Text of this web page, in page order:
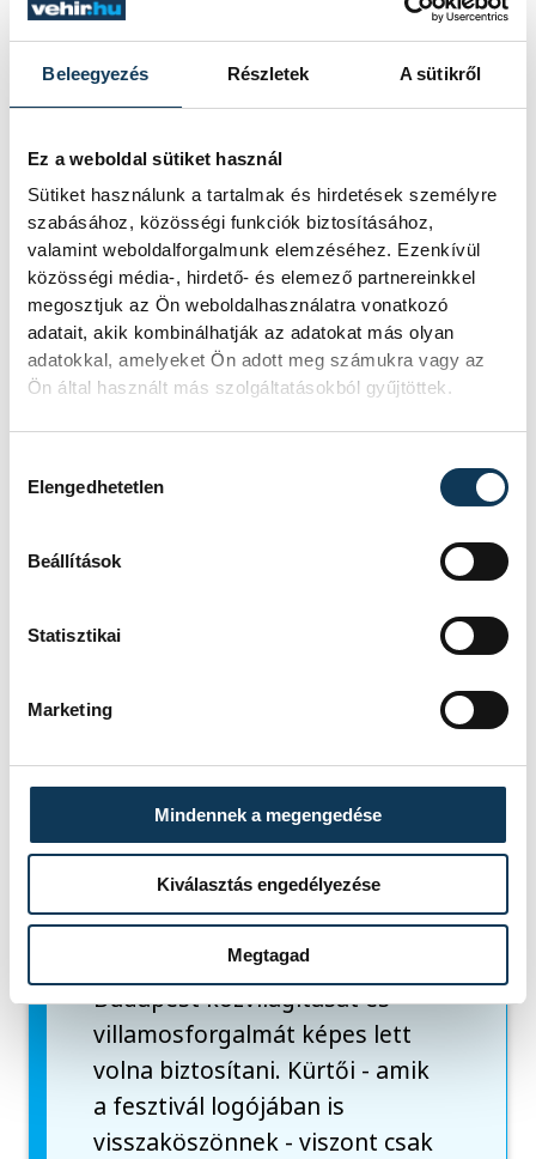
Beleegyezés Részletek A sütikről
Ez a weboldal sütiket használ
Sütiket használunk a tartalmak és hirdetések személyre
szabásához, közösségi funkciók biztosításához,
valamint weboldalforgalmunk elemzéséhez. Ezenkívül
közösségi média-, hirdető- és elemező partnereinkkel
megosztjuk az Ön weboldalhasználatra vonatkozó
adatait, akik kombinálhatják az adatokat más olyan
adatokkal, amelyeket Ön adott meg számukra vagy az
Ön által használt más szolgáltatásokból gyűjtöttek.
Elengedhetetlen
Beállítások
Statisztikai
Marketing
Mindennek a megengedése
Kiválasztás engedélyezése
Megtagad
előadásának. A Színházteremben lesz
helység kalapácsa. A harmadik előadás a
Végül Kovács Andrea - a Let it be! art
konferencia-programjának képviseletében
konferencia, vagyis egy közös diskurálás is
A hely az 50-es évek
legnagyobb magyarországi
ipari beruházása volt:
csúcskorszakában egész
Budapest közvilágítását és
villamosforgalmát képes lett
volna biztosítani. Kürtői - amik
a fesztivál logójában is
visszaköszönnek - viszont csak